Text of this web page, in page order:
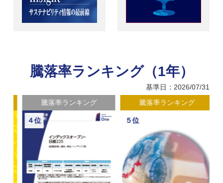
騰落率ランキング（1年）
基準日：2026/07/31
騰落率ランキング
５位
騰落率ランキング
６位